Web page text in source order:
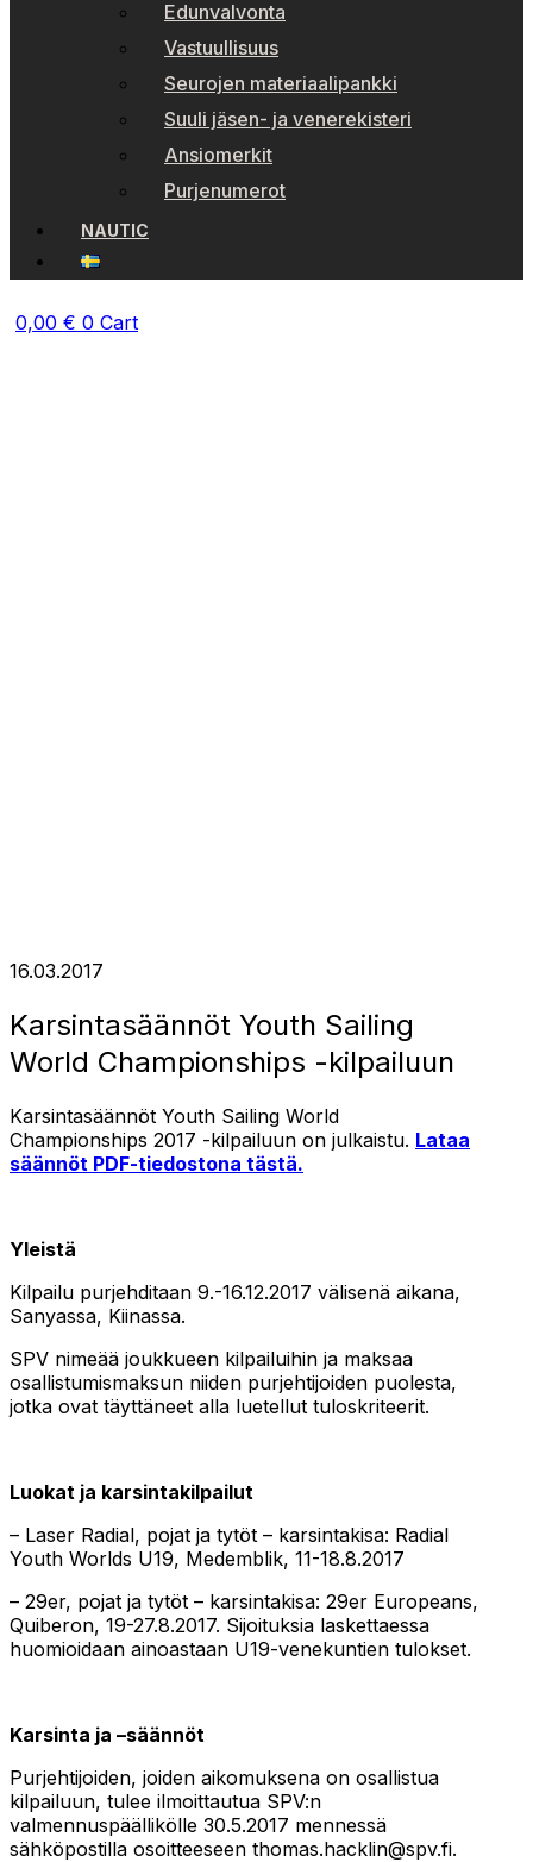
Edunvalvonta
Vastuullisuus
Seurojen materiaalipankki
Suuli jäsen- ja venerekisteri
Ansiomerkit
Purjenumerot
NAUTIC
0,00 € 0 Cart
16.03.2017
Karsintasäännöt Youth Sailing
World Championships -kilpailuun
Karsintasäännöt Youth Sailing World
Championships 2017 -kilpailuun on julkaistu. Lataa
säännöt PDF-tiedostona tästä.
Yleistä
Kilpailu purjehditaan 9.-16.12.2017 välisenä aikana,
Sanyassa, Kiinassa.
SPV nimeää joukkueen kilpailuihin ja maksaa
osallistumismaksun niiden purjehtijoiden puolesta,
jotka ovat täyttäneet alla luetellut tuloskriteerit.
Luokat ja karsintakilpailut
– Laser Radial, pojat ja tytöt – karsintakisa: Radial
Youth Worlds U19, Medemblik, 11-18.8.2017
– 29er, pojat ja tytöt – karsintakisa: 29er Europeans,
Quiberon, 19-27.8.2017. Sijoituksia laskettaessa
huomioidaan ainoastaan U19-venekuntien tulokset.
Karsinta ja –säännöt
Purjehtijoiden, joiden aikomuksena on osallistua
kilpailuun, tulee ilmoittautua SPV:n
valmennuspäällikölle 30.5.2017 mennessä
sähköpostilla osoitteeseen thomas.hacklin@spv.fi.